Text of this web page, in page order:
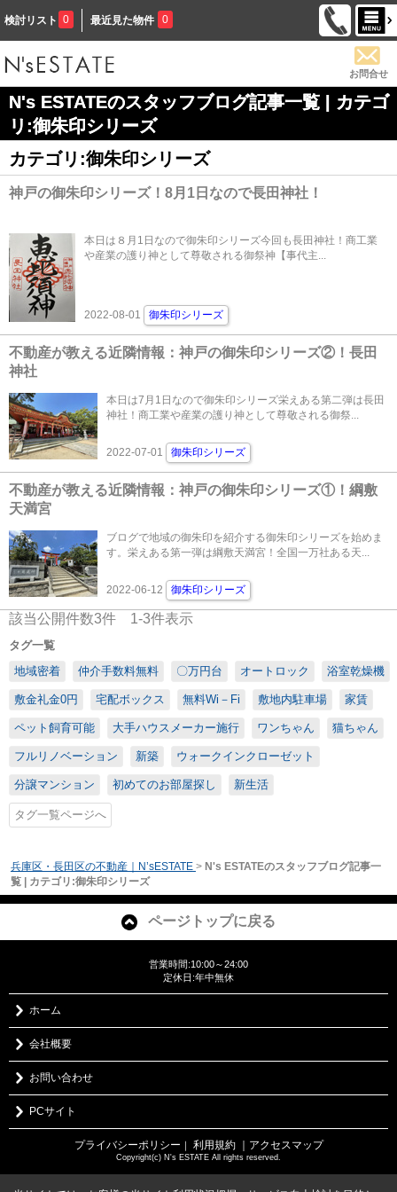
検討リスト 0 最近見た物件 0
お問合せ
N's ESTATEのスタッフブログ記事一覧 | カテゴ
リ:御朱印シリーズ
カテゴリ:御朱印シリーズ
神戸の御朱印シリーズ！8月1日なので長田神社！
本日は８月1日なので御朱印シリーズ今回も長田神社！商工業
や産業の護り神として尊敬される御祭神【事代主...
2022-08-01 御朱印シリーズ
不動産が教える近隣情報：神戸の御朱印シリーズ②！長田
神社
本日は7月1日なので御朱印シリーズ栄えある第二弾は長田
神社！商工業や産業の護り神として尊敬される御祭...
2022-07-01 御朱印シリーズ
不動産が教える近隣情報：神戸の御朱印シリーズ①！綱敷
天満宮
ブログで地域の御朱印を紹介する御朱印シリーズを始めま
す。栄えある第一弾は綱敷天満宮！全国一万社ある天...
2022-06-12 御朱印シリーズ
該当公開件数3件 1-3件表示
タグ一覧
地域密着
仲介手数料無料 〇万円台 オートロック 浴室乾燥機
敷金礼金0円 宅配ボックス 無料Wi－Fi 敷地内駐車場 家賃
ペット飼育可能 大手ハウスメーカー施行 ワンちゃん 猫ちゃん
フルリノベーション 新築 ウォークインクローゼット
分譲マンション 初めてのお部屋探し 新生活
タグ一覧ページへ
兵庫区・長田区の不動産｜N’sESTATE > N's ESTATEのスタッフブログ記事一
覧 | カテゴリ:御朱印シリーズ
ページトップに戻る
営業時間:10:00～24:00
定休日:年中無休
ホーム
会社概要
お問い合わせ
PCサイト
プライバシーポリシー ｜ 利用規約 ｜アクセスマップ
Copyright(c) N's ESTATE All rights reserved.